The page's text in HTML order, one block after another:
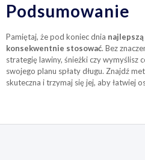
Podsumowanie
Pamiętaj, że pod koniec dnia
konsekwentnie stosować. Bez
strategię lawiny, śnieżki czy wymyślisz
swojego planu spłaty długu. Znajdź
skuteczna i trzymaj się jej, aby łatwiej